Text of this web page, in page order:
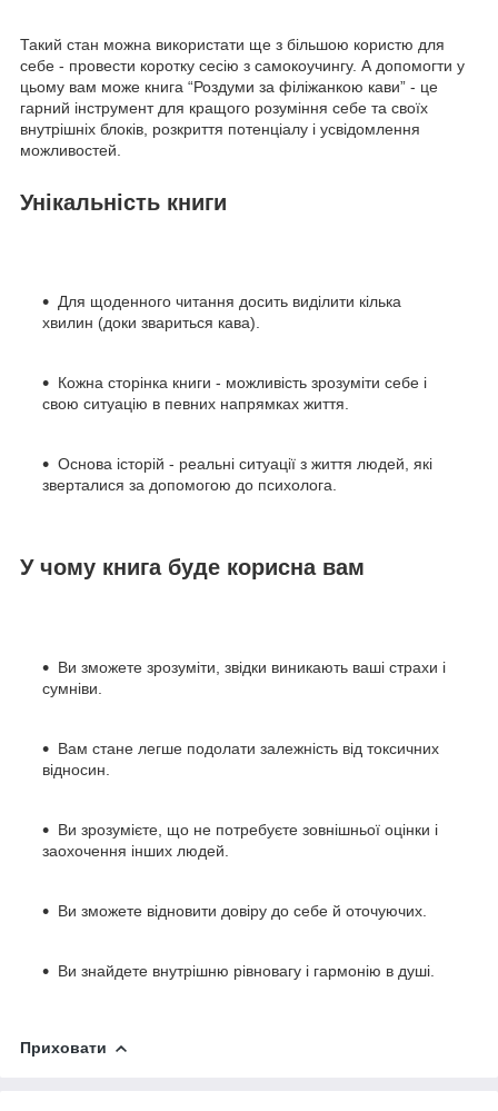
Такий стан можна використати ще з більшою користю для
себе - провести коротку сесію з самокоучингу. А допомогти у
цьому вам може книга “Роздуми за філіжанкою кави” - це
гарний інструмент для кращого розуміння себе та своїх
внутрішніх блоків, розкриття потенціалу і усвідомлення
можливостей.
Унікальність книги
Для щоденного читання досить виділити кілька
хвилин (доки звариться кава).
Кожна сторінка книги - можливість зрозуміти себе і
свою ситуацію в певних напрямках життя.
Основа історій - реальні ситуації з життя людей, які
зверталися за допомогою до психолога.
У чому книга буде корисна вам
Ви зможете зрозуміти, звідки виникають ваші страхи і
сумніви.
Вам стане легше подолати залежність від токсичних
відносин.
Ви зрозумієте, що не потребуєте зовнішньої оцінки і
заохочення інших людей.
Ви зможете відновити довіру до себе й оточуючих.
Ви знайдете внутрішню рівновагу і гармонію в душі.
Приховати